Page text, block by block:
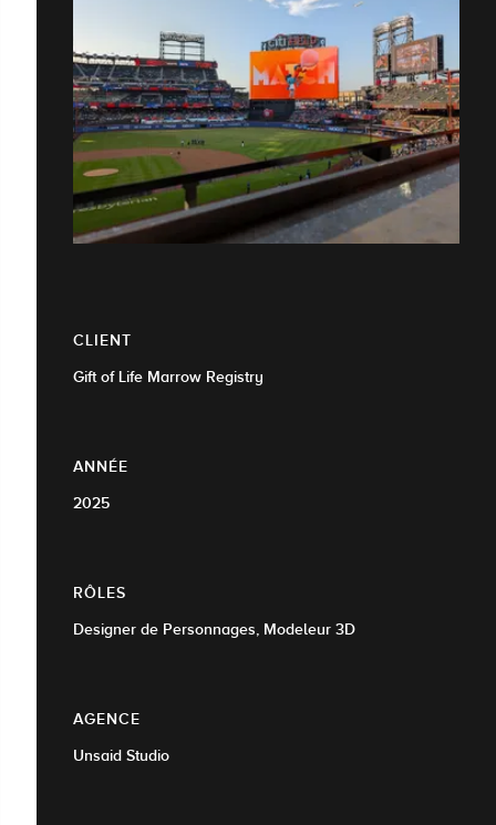
CLIENT
Gift of Life Marrow Registry
ANNÉE
2025
RÔLES
Designer de Personnages, Modeleur 3D
AGENCE
Unsaid Studio